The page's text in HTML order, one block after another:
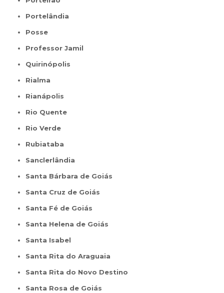
Portelândia
Posse
Professor Jamil
Quirinópolis
Rialma
Rianápolis
Rio Quente
Rio Verde
Rubiataba
Sanclerlândia
Santa Bárbara de Goiás
Santa Cruz de Goiás
Santa Fé de Goiás
Santa Helena de Goiás
Santa Isabel
Santa Rita do Araguaia
Santa Rita do Novo Destino
Santa Rosa de Goiás